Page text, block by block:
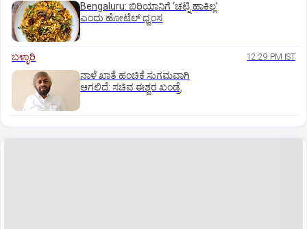
Bengaluru: ಬಿರಿಯಾನಿಗೆ ‘ಚಟ್ನಿ ಹಾಕಿಲ್ಲ’
ಎಂದು ಹೋಟೆಲ್‌ ಧ್ವಂಸ
ಬಳ್ಳಾರಿ 12:29 PM IST
ನಾಳೆ ಖಾತೆ ಹಂಚಿಕೆ ಸುಗಮವಾಗಿ
ಆಗಲಿದೆ: ಸಚಿವ ಈಶ್ವರ ಖಂಡ್ರೆ